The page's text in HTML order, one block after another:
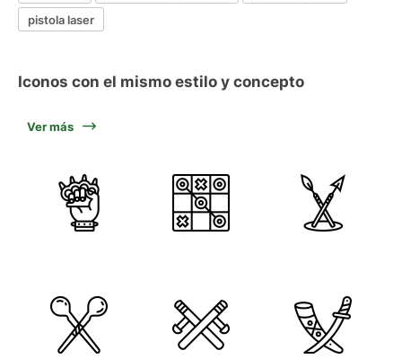
pistola laser
Iconos con el mismo estilo y concepto
Ver más